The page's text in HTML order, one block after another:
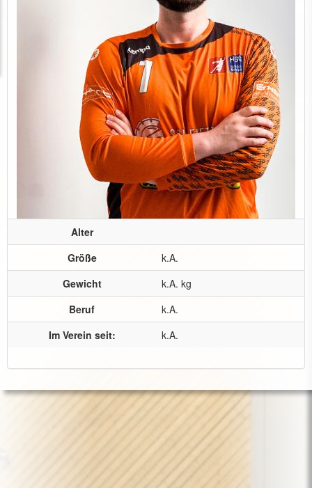
Alter
Größe
k.A.
Gewicht
k.A. kg
Beruf
k.A.
Im Verein seit:
k.A.